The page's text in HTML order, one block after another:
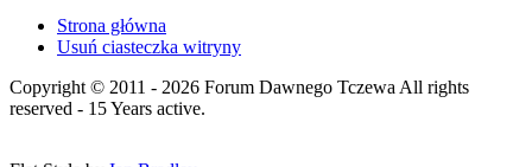
Strona główna
Usuń ciasteczka witryny
Copyright © 2011 - 2026 Forum Dawnego Tczewa All rights
reserved - 15 Years active.